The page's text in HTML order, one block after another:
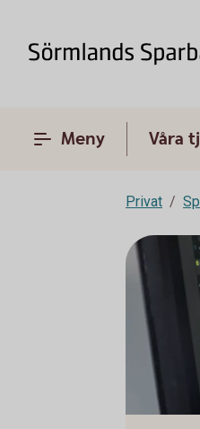
Meny Våra
Privat